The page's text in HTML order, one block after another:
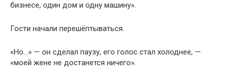
бизнесе, один дом и одну машину».
Гости начали перешёптываться.
«Но…» — он сделал паузу, его голос стал холоднее, —
«моей жене не достанется ничего».